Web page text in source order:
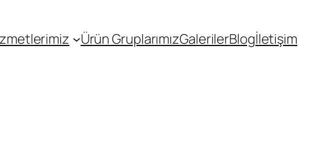
Ürün GruplarımızGalerilerBlogİletişim